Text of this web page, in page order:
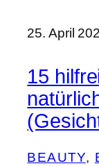
25. April
15
BEAUTY,